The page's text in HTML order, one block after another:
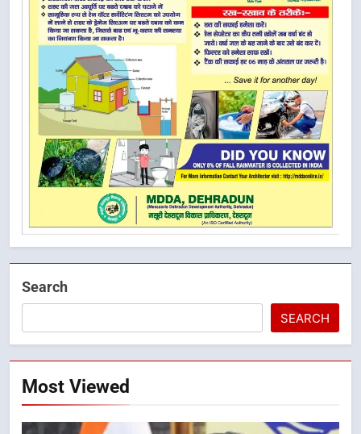
Search
SEARCH
Most Viewed